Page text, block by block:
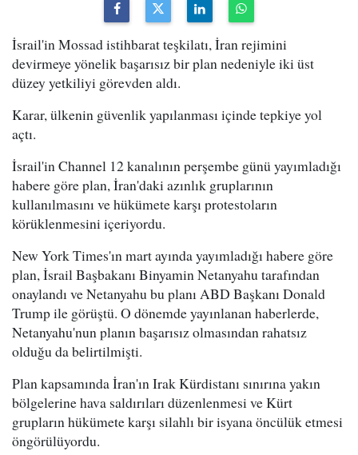
İsrail'in Mossad istihbarat teşkilatı, İran rejimini
devirmeye yönelik başarısız bir plan nedeniyle iki üst
düzey yetkiliyi görevden aldı.
Karar, ülkenin güvenlik yapılanması içinde tepkiye yol
açtı.
İsrail'in Channel 12 kanalının perşembe günü yayımladığı
habere göre plan, İran'daki azınlık gruplarının
kullanılmasını ve hükümete karşı protestoların
körüklenmesini içeriyordu.
New York Times'ın mart ayında yayımladığı habere göre
plan, İsrail Başbakanı Binyamin Netanyahu tarafından
onaylandı ve Netanyahu bu planı ABD Başkanı Donald
Trump ile görüştü. O dönemde yayınlanan haberlerde,
Netanyahu'nun planın başarısız olmasından rahatsız
olduğu da belirtilmişti.
Plan kapsamında İran'ın Irak Kürdistanı sınırına yakın
bölgelerine hava saldırıları düzenlenmesi ve Kürt
grupların hükümete karşı silahlı bir isyana öncülük etmesi
öngörülüyordu.